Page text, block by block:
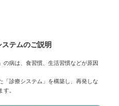
テムのご説明
の病は、食習慣、生活習慣などが原因
「診療システム」を構築し、再発しな
。